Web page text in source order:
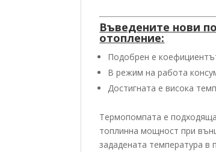
Въведените нови
отопление:
Подобрен е
В режим на работа
Достигната е висока
Термопомпата е
топлинна мощност при
зададената температура